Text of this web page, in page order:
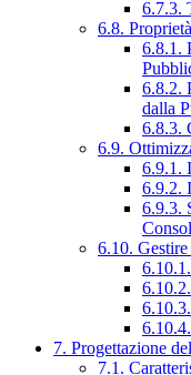
6.7.3.
6.8.
6.8.1.
6.8.2.
dalla
6.8.3.
6.9.
6.9.1.
6.9.2.
6.9.3.
6.10.
7. Progettazione
7.1.